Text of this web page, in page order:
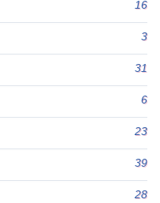
16
3
31
6
23
39
28